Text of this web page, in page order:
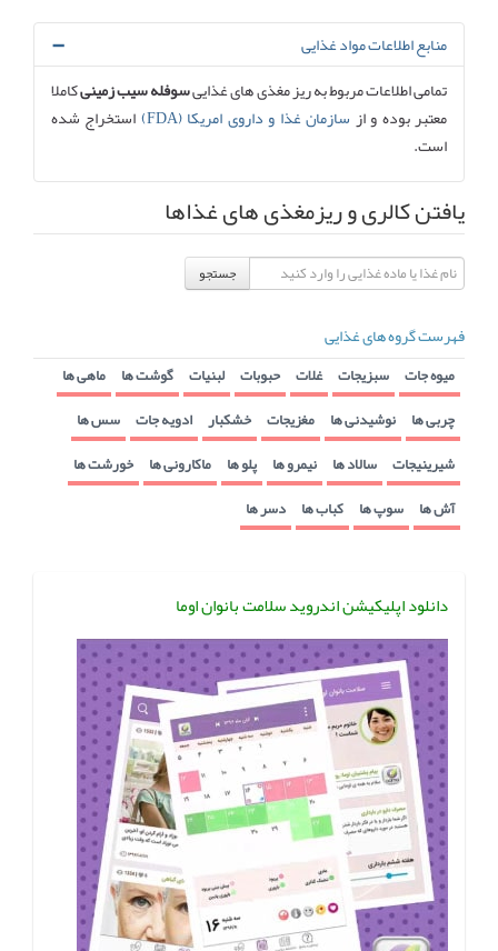
منابع اطلاعات مواد غذایی
تمامی اطلاعات مربوط به ریز مغذی های غذاییسوفله سیب زمینیکاملا
معتبر بوده و از سازمان غذا و داروی امریکا (FDA)
استخراج شده
است.
یافتن کالری و ریزمغذی های غذاها
جستجو
فهرست گروه های غذایی
میوه جات سبزیجات غلات حبوبات لبنیات گوشت ها ماهی ها
چربی ها نوشیدنی ها مغزیجات خشکبار ادویه جات سس ها
شیرینیجات سالاد ها نیمرو ها پلو ها ماکارونی ها خورشت ها
آش ها سوپ ها کباب ها دسر ها
دانلود اپلیکیشن اندروید سلامت بانوان اوما